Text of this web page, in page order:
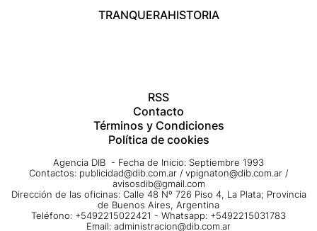
TRANQUERAHISTORIA
RSS
Contacto
Términos y Condiciones
Política de cookies
Agencia DIB - Fecha de Inicio: Septiembre 1993
Contactos: publicidad@dib.com.ar / vpignaton@dib.com.ar /
avisosdib@gmail.com
Dirección de las oficinas: Calle 48 Nº 726 Piso 4, La Plata; Provincia
de Buenos Aires, Argentina
Teléfono: +5492215022421 - Whatsapp: +5492215031783
Email: administracion@dib.com.ar